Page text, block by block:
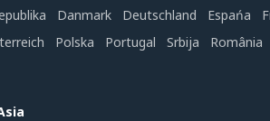
Danmark Deutschland Espańa
Polska Portugal Srbija România